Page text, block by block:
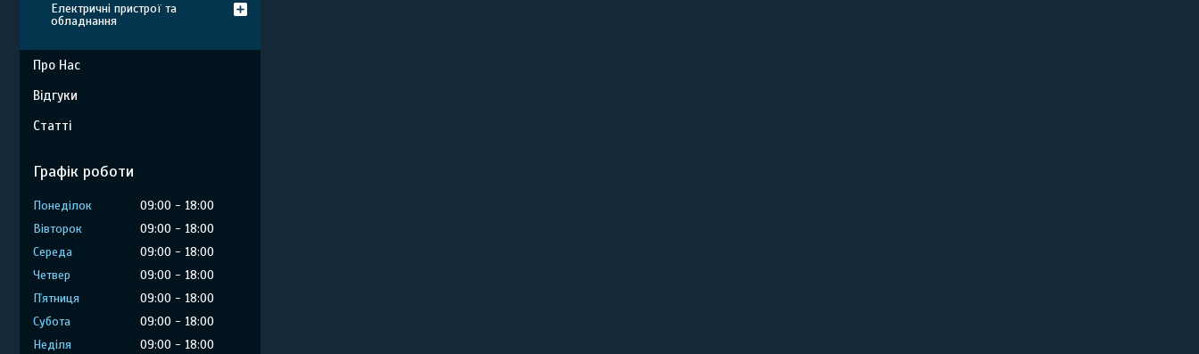
Електричні пристрої та
обладнання
Про Нас
Відгуки
Статті
Графік роботи
Понеділок 09:00
18:00
Вівторок
09:00
18:00
Середа
09:00
18:00
Четвер
09:00
18:00
Пʼятниця
09:00
18:00
Субота
09:00
18:00
Неділя
09:00 18:00